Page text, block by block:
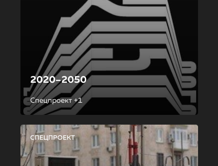
2020–2050
Спецпроект +1
СПЕЦПРОЕКТ